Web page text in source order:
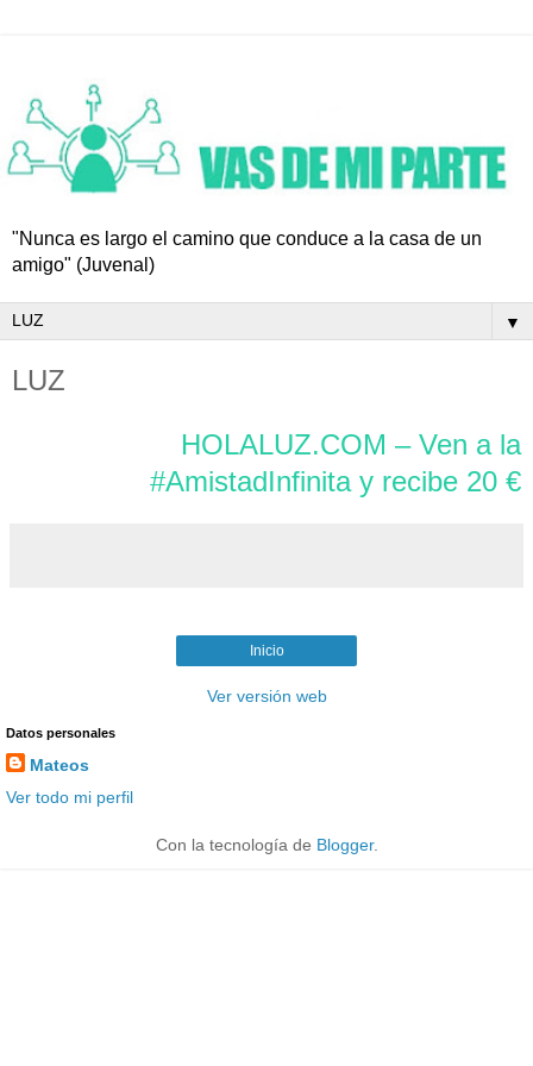
"Nunca es largo el camino que conduce a la casa de un
amigo" (Juvenal)
▼
LUZ
HOLALUZ.COM – Ven a la
#AmistadInfinita y recibe 20 €
Inicio
Ver versión web
Datos personales
Mateos
Ver todo mi perfil
Con la tecnología de Blogger.